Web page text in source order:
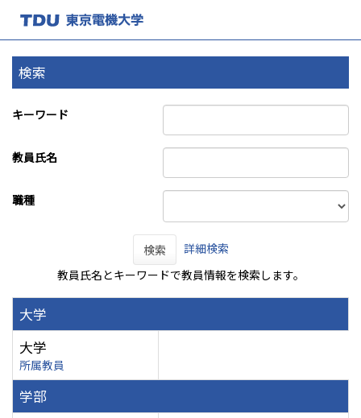
検索
キーワード
教員氏名
職種
検索
詳細検索
教員氏名とキーワードで教員情報を検索します。
大学
大学
所属教員
学部